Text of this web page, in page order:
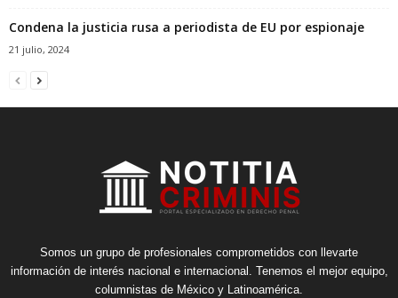
Condena la justicia rusa a periodista de EU por espionaje
21 julio, 2024
Somos un grupo de profesionales comprometidos con llevarte
información de interés nacional e internacional. Tenemos el mejor equipo,
columnistas de México y Latinoamérica.